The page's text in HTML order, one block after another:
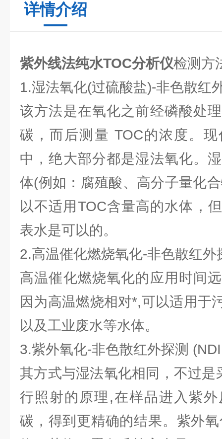
详情介绍
紫外线法纯水TOC分析仪检测方
1.湿法氧化(过硫酸盐)-非色散红
该方法是在氧化之前经磷酸处
碳，而后测量 TOC的浓度。
中，绝大部分都是湿法氧化。
体(例如：腐殖酸、高分子量化
以不适用TOC含量高的水体，
表水是可以的。
2.高温催化燃烧氧化-非色散红外
高温催化燃烧氧化的应用时间
因为高温燃烧相对*,可以适用于
以及工业废水等水体。
3.紫外氧化-非色散红外探测
其方式与湿法氧化相同，不过是
行照射的原理,在样品进入紫
碳，得到更精确的结果。紫外